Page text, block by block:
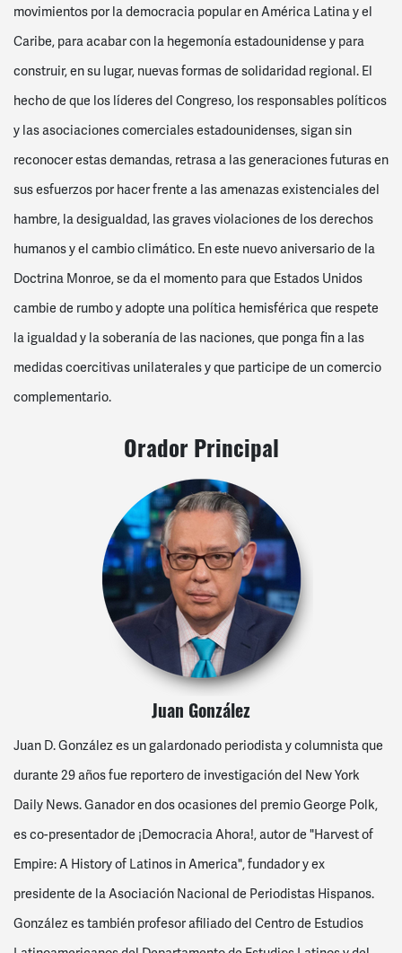
movimientos por la democracia popular en América Latina y el
Caribe, para acabar con la hegemonía estadounidense y para
construir, en su lugar, nuevas formas de solidaridad regional. El
hecho de que los líderes del Congreso, los responsables políticos
y las asociaciones comerciales estadounidenses, sigan sin
reconocer estas demandas, retrasa a las generaciones futuras en
sus esfuerzos por hacer frente a las amenazas existenciales del
hambre, la desigualdad, las graves violaciones de los derechos
humanos y el cambio climático. En este nuevo aniversario de la
Doctrina Monroe, se da el momento para que Estados Unidos
cambie de rumbo y adopte una política hemisférica que respete
la igualdad y la soberanía de las naciones, que ponga fin a las
medidas coercitivas unilaterales y que participe de un comercio
complementario.
Orador Principal
Juan González
Juan D. González es un galardonado periodista y columnista que
durante 29 años fue reportero de investigación del New York
Daily News. Ganador en dos ocasiones del premio George Polk,
es co-presentador de ¡Democracia Ahora!, autor de "Harvest of
Empire: A History of Latinos in America", fundador y ex
presidente de la Asociación Nacional de Periodistas Hispanos.
González es también profesor afiliado del Centro de Estudios